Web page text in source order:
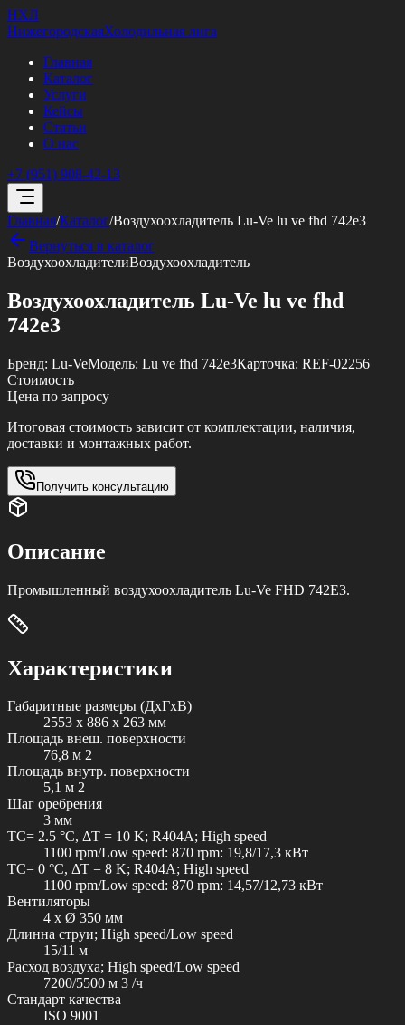
НХЛ
НижегородскаяХолодильная лига
Главная
Каталог
Услуги
Кейсы
Статьи
О нас
+7 (951) 908-42-13
Главная/Каталог/Воздухоохладитель Lu-Ve lu ve fhd 742e3
Вернуться в каталог
ВоздухоохладителиВоздухоохладитель
Воздухоохладитель Lu-Ve lu ve fhd
742e3
Бренд: Lu-VeМодель: Lu ve fhd 742e3Карточка: REF-02256
Стоимость
Цена по запросу
Итоговая стоимость зависит от комплектации, наличия,
доставки и монтажных работ.
Получить консультацию
Описание
Промышленный воздухоохладитель Lu-Ve FHD 742E3.
Характеристики
Габаритные размеры (ДxГxВ)
2553 x 886 x 263 мм
Площадь внеш. поверхности
76,8 м 2
Площадь внутр. поверхности
5,1 м 2
Шаг оребрения
3 мм
TC= 2.5 °C, ΔT = 10 K; R404A; High speed
1100 rpm/Low speed: 870 rpm: 19,8/17,3 кВт
TC= 0 °C, ΔT = 8 K; R404A; High speed
1100 rpm/Low speed: 870 rpm: 14,57/12,73 кВт
Вентиляторы
4 x Ø 350 мм
Длинна струи; High speed/Low speed
15/11 м
Расход воздуха; High speed/Low speed
7200/5500 м 3 /ч
Стандарт качества
ISO 9001